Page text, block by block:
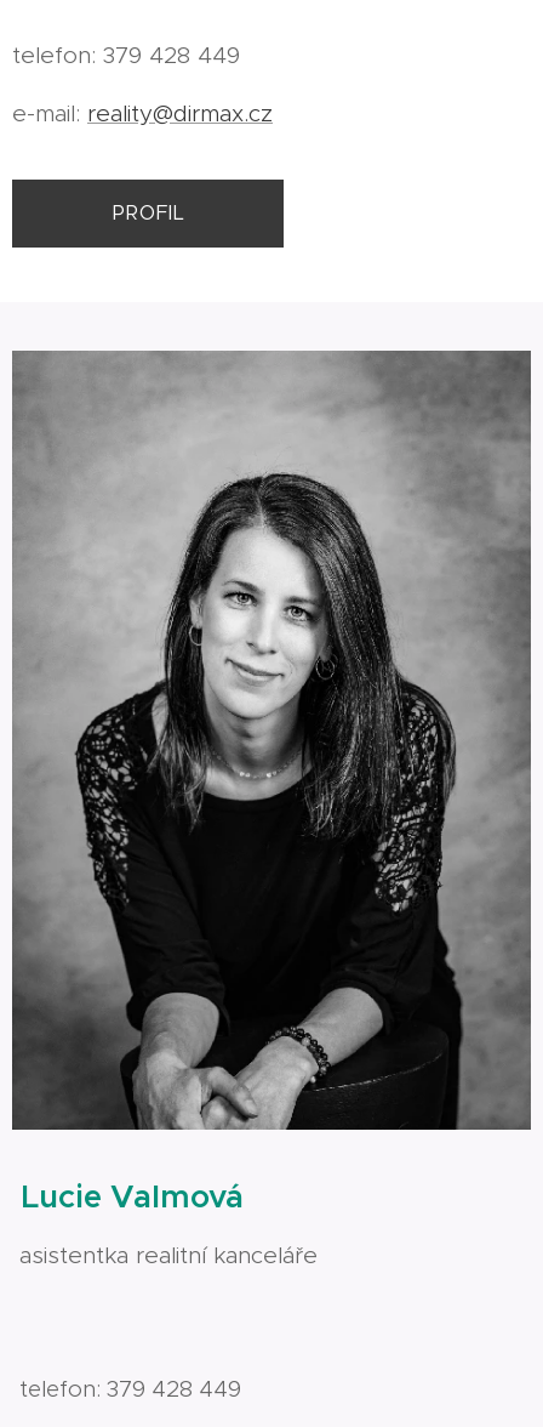
telefon: 379 428 449
e-mail: reality@dirmax.cz
PROFIL
Lucie Valmová
asistentka realitní kanceláře
telefon: 379 428 449